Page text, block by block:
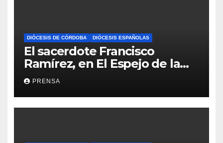
DIÓCESIS DE CÓRDOBA DIÓCESIS ESPAÑOLAS
El sacerdote Francisco
Ramírez, en El Espejo de la
Iglesia
PRENSA